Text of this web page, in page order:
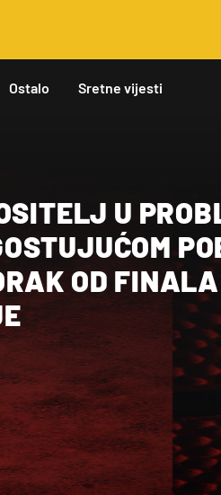
Ostalo Sretne vijesti
U
OD FINALA